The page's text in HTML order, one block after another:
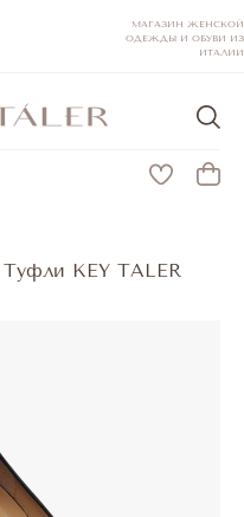
МАГАЗИН ЖЕНСКОЙ
ОДЕЖДЫ И ОБУВИ ИЗ
ИТАЛИИ
Туфли KEY TALER